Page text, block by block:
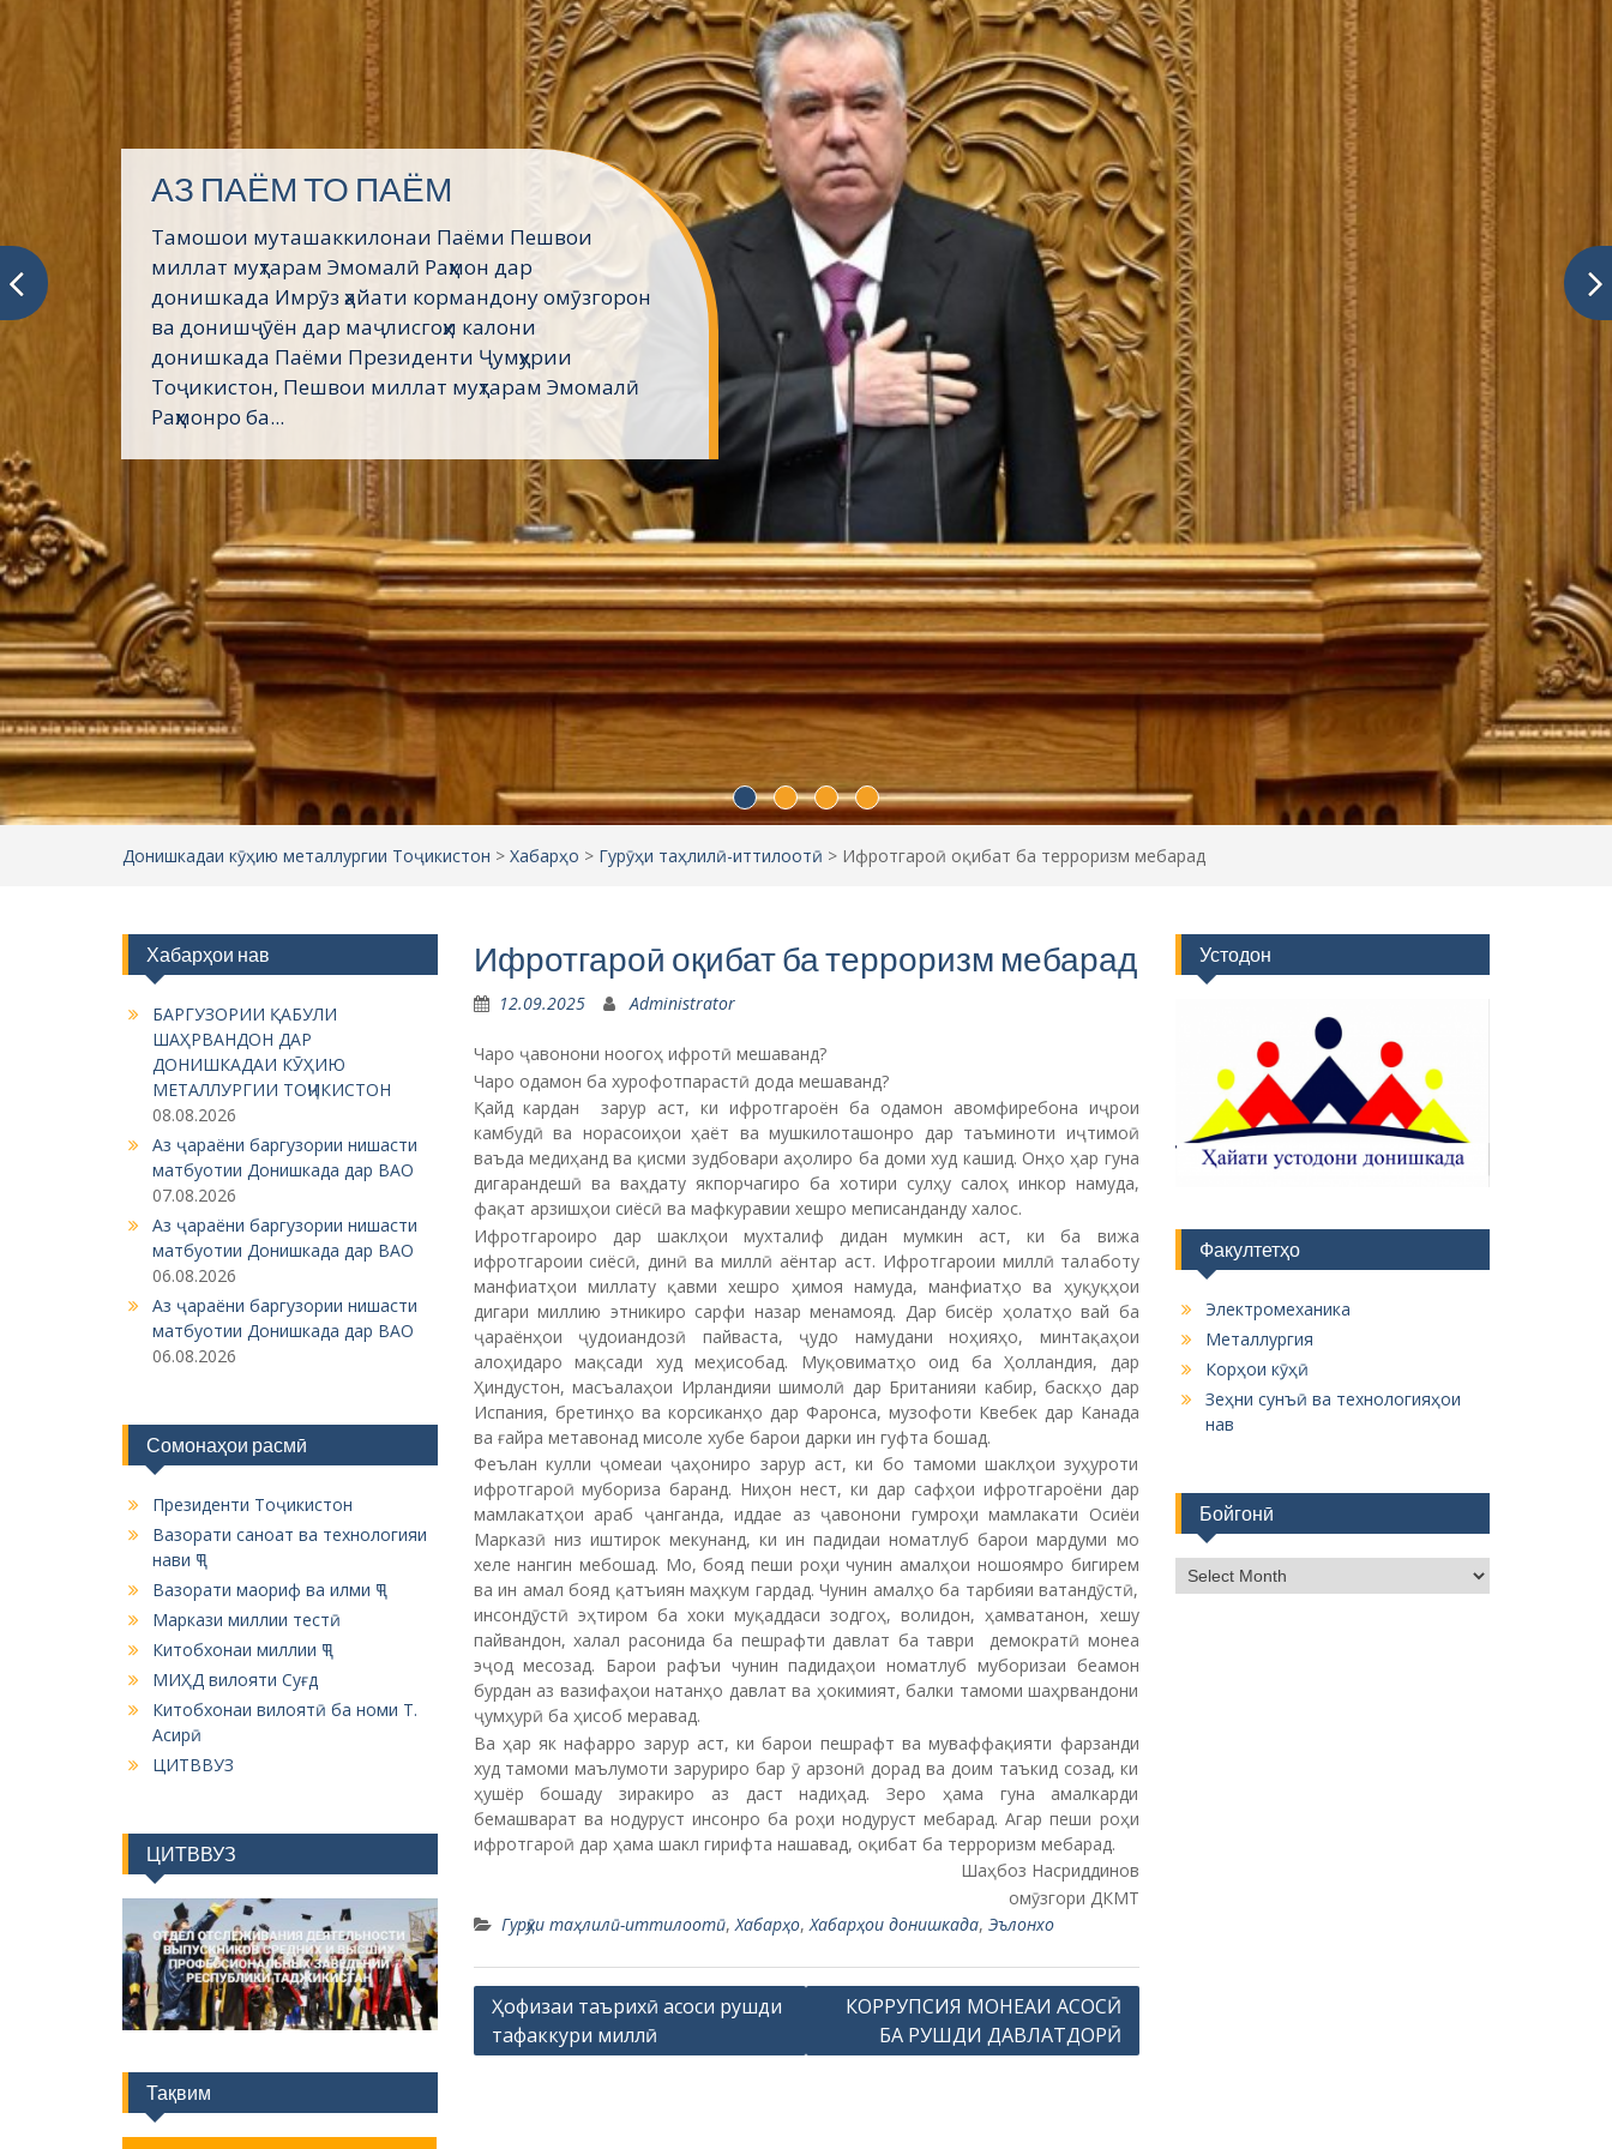
АЗ ПАЁМ ТО ПАЁМ
Тамошои муташаккилонаи Паёми Пешвои
миллат муҳтарам Эмомалӣ Раҳмон дар
донишкада Имрӯз ҳайати кормандону омӯзгорон
ва донишҷӯён дар маҷлисгоҳи калони
донишкада Паёми Президенти Ҷумҳурии
Тоҷикистон, Пешвои миллат муҳтарам Эмомалӣ
Раҳмонро ба...
Донишкадаи кӯҳию металлургии Тоҷикистон > Хабарҳо > Гурӯҳи таҳлилӣ-иттилоотӣ > Ифротгароӣ оқибат ба терроризм мебарад
Ифротгароӣ оқибат ба терроризм мебарад
12.09.2025 Administrator
Чаро ҷавонони ноогоҳ ифротӣ мешаванд?
Чаро одамон ба хурофотпарастӣ дода мешаванд?
Қайд кардан зарур аст, ки ифротгароён ба одамон авомфиребона иҷрои
камбудӣ ва норасоиҳои ҳаёт ва мушкилоташонро дар таъминоти иҷтимоӣ
ваъда медиҳанд ва қисми зудбовари аҳолиро ба доми худ кашид. Онҳо ҳар гуна
дигарандешӣ ва ваҳдату якпорчагиро ба хотири сулҳу салоҳ инкор намуда,
фақат арзишҳои сиёсӣ ва мафкуравии хешро меписанданду халос.
Ифротгароиро дар шаклҳои мухталиф дидан мумкин аст, ки ба вижа
ифротгароии сиёсӣ, динӣ ва миллӣ аёнтар аст. Ифротгароии миллӣ талаботу
манфиатҳои миллату қавми хешро ҳимоя намуда, манфиатҳо ва ҳуқуқҳои
дигари миллию этникиро сарфи назар менамояд. Дар бисёр ҳолатҳо вай ба
ҷараёнҳои ҷудоиандозӣ пайваста, ҷудо намудани ноҳияҳо, минтақаҳои
алоҳидаро мақсади худ меҳисобад. Муқовиматҳо оид ба Ҳолландия, дар
Ҳиндустон, масъалаҳои Ирландияи шимолӣ дар Британияи кабир, баскҳо дар
Испания, бретинҳо ва корсиканҳо дар Фаронса, музофоти Квебек дар Канада
ва ғайра метавонад мисоле хубе барои дарки ин гуфта бошад.
Феълан кулли ҷомеаи ҷаҳониро зарур аст, ки бо тамоми шаклҳои зуҳуроти
ифротгароӣ мубориза баранд. Ниҳон нест, ки дар сафҳои ифротгароёни дар
мамлакатҳои араб ҷанганда, иддае аз ҷавонони гумроҳи мамлакати Осиёи
Марказӣ низ иштирок мекунанд, ки ин падидаи номатлуб барои мардуми мо
хеле нангин мебошад. Мо, бояд пеши роҳи чунин амалҳои ношоямро бигирем
ва ин амал бояд қатъиян маҳкум гардад. Чунин амалҳо ба тарбияи ватандӯстӣ,
инсондӯстӣ эҳтиром ба хоки муқаддаси зодгоҳ, волидон, ҳамватанон, хешу
пайвандон, халал расонида ба пешрафти давлат ба таври демократӣ монеа
эҷод месозад. Барои рафъи чунин падидаҳои номатлуб муборизаи беамон
бурдан аз вазифаҳои натанҳо давлат ва ҳокимият, балки тамоми шаҳрвандони
ҷумҳурӣ ба ҳисоб меравад.
Ва ҳар як нафарро зарур аст, ки барои пешрафт ва муваффақияти фарзанди
худ тамоми маълумоти заруриро бар ӯ арзонӣ дорад ва доим таъкид созад, ки
ҳушёр бошаду зиракиро аз даст надиҳад. Зеро ҳама гуна амалкарди
бемашварат ва нодуруст инсонро ба роҳи нодуруст мебарад. Агар пеши роҳи
ифротгароӣ дар ҳама шакл гирифта нашавад, оқибат ба терроризм мебарад.
Шаҳбоз Насриддинов
омӯзгори ДКМТ
Гурӯҳи таҳлилӣ-иттилоотӣ,Хабарҳо,Хабарҳои донишкада, Эълонхо
Ҳофизаи таърихӣ асоси рушди
тафаккури миллӣ
КОРРУПСИЯ МОНЕАИ АСОСӢ
БА РУШДИ ДАВЛАТДОРӢ
Хабарҳои нав
БАРГУЗОРИИ ҚАБУЛИ
ШАҲРВАНДОН ДАР
ДОНИШКАДАИ КӮҲИЮ
МЕТАЛЛУРГИИ ТОҶИКИСТОН
08.08.2026
Аз ҷараёни баргузории нишасти
матбуотии Донишкада дар ВАО
07.08.2026
Аз ҷараёни баргузории нишасти
матбуотии Донишкада дар ВАО
06.08.2026
Аз ҷараёни баргузории нишасти
матбуотии Донишкада дар ВАО
06.08.2026
Сомонаҳои расмӣ
Президенти Тоҷикистон
Вазорати саноат ва технологияи
нави ҶТ
Вазорати маориф ва илми ҶТ
Маркази миллии тестӣ
Китобхонаи миллии ҶТ
МИҲД вилояти Суғд
Китобхонаи вилоятӣ ба номи Т.
Асирӣ
ЦИТВВУЗ
ЦИТВВУЗ
Тақвим
Устодон
Факултетҳо
Электромеханика
Металлургия
Корҳои кӯҳӣ
Зеҳни сунъӣ ва технологияҳои
нав
Бойгонӣ
о